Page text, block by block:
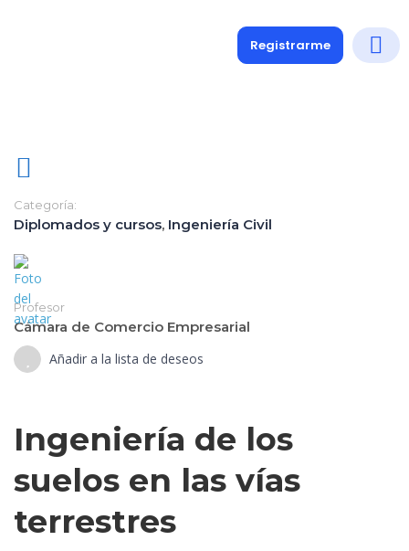
Registrarme
Categoría:
Diplomados y cursos, Ingeniería Civil
Profesor
Cámara de Comercio Empresarial
Añadir a la lista de deseos
Ingeniería de los
suelos en las vías
terrestres